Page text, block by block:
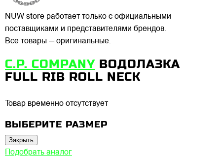
NUW store работает только с официальными
поставщиками и представителями брендов.
Все товары — оригинальные.
C.P. COMPANY ВОДОЛАЗКА
FULL RIB ROLL NECK
Товар временно отсутствует
ВЫБЕРИТЕ РАЗМЕР
Закрыть
Подобрать аналог